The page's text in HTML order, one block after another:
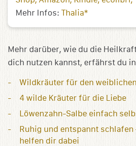
Mehr Infos: Thalia*
Mehr darüber, wie du die
dich nutzen kannst, erfährst du
Wildkräuter für den
4 wilde Kräuter für die Liebe
Löwenzahn-Salbe einfach
Ruhig und entspannt schlafen
helfen dir dabei